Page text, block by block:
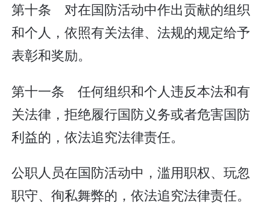
第十条 对在国防活动中作出贡献的组织
和个人，依照有关法律、法规的规定给予
表彰和奖励。
第十一条 任何组织和个人违反本法和有
关法律，拒绝履行国防义务或者危害国防
利益的，依法追究法律责任。
公职人员在国防活动中，滥用职权、玩忽
职守、徇私舞弊的，依法追究法律责任。